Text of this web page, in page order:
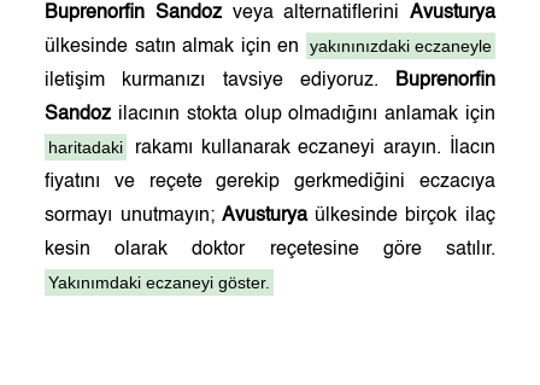
Buprenorfin Sandozveya alternatiflerini Avusturya
ülkesinde satın almak için en
yakınınızdaki eczaneyle
iletişim kurmanızı tavsiye ediyoruz.
Buprenorfin
Sandoz ilacının stokta olup olmadığını anlamak için
haritadaki
rakamı kullanarak eczaneyi arayın. İlacın
fiyatını ve reçete gerekip gerkmediğini eczacıya
sormayı unutmayın; Avusturyaülkesinde birçok ilaç
kesin olarak doktor reçetesine göre satılır.
Yakınımdaki eczaneyi göster.